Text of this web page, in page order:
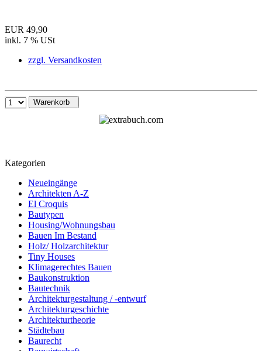
EUR 49,90
inkl. 7 % USt
zzgl. Versandkosten
Warenkorb
Kategorien
Neueingänge
Architekten A-Z
El Croquis
Bautypen
Housing/Wohnungsbau
Bauen Im Bestand
Holz/ Holzarchitektur
Tiny Houses
Klimagerechtes Bauen
Baukonstruktion
Bautechnik
Architekturgestaltung / -entwurf
Architekturgeschichte
Architekturtheorie
Städtebau
Baurecht